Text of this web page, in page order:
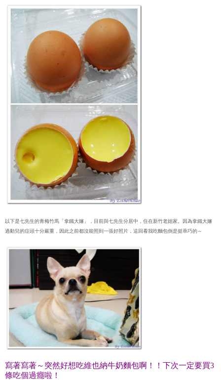
以下是七先生的青梅竹馬「拿鐵大嬸」，目前與七先生分居中，住在新竹老姐家。因為拿鐵大嬸
過動兒的症頭十分嚴重，因此之前都沒能照到一張好照片，這回看我吃麵包倒是挺乖巧的～
寫著寫著～突然好想吃維也納牛奶麵包啊！！下次一定要買3
條吃個過癮啦！